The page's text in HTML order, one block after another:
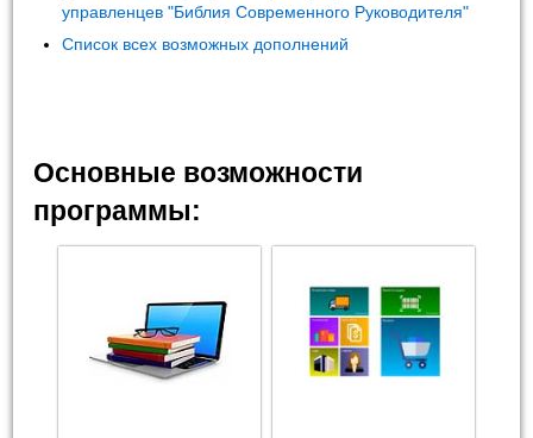
управленцев "Библия Современного Руководителя"
Список всех возможных дополнений
Основные возможности
программы: